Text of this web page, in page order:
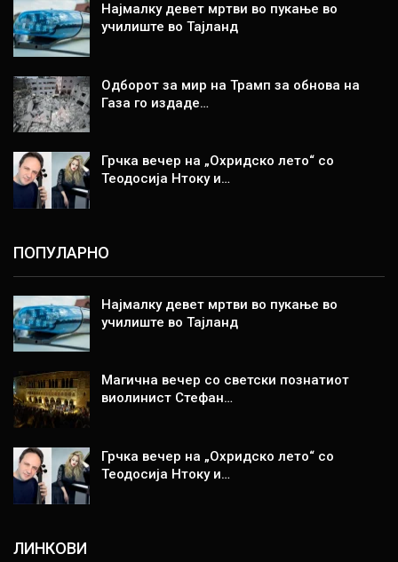
Најмалку девет мртви во пукање во
училиште во Тајланд
Одборот за мир на Трамп за обнова на
Газа го издаде…
Грчка вечер на „Охридско лето“ со
Теодосија Нтоку и…
ПОПУЛАРНО
Најмалку девет мртви во пукање во
училиште во Тајланд
Магична вечер со светски познатиот
виолинист Стефан…
Грчка вечер на „Охридско лето“ со
Теодосија Нтоку и…
ЛИНКОВИ